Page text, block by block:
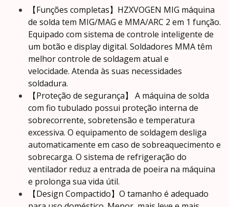
【Funções completas】HZXVOGEN MIG máquina
de solda tem MIG/MAG e MMA/ARC 2 em 1 função.
Equipado com sistema de controle inteligente de
um botão e display digital. Soldadores MMA têm
melhor controle de soldagem atual e
velocidade. Atenda às suas necessidades
soldadura.
【Proteção de segurança】 A máquina de solda
com fio tubulado possui proteção interna de
sobrecorrente, sobretensão e temperatura
excessiva. O equipamento de soldagem desliga
automaticamente em caso de sobreaquecimento e
sobrecarga. O sistema de refrigeração do
ventilador reduz a entrada de poeira na máquina
e prolonga sua vida útil.
【Design Compactido】O tamanho é adequado